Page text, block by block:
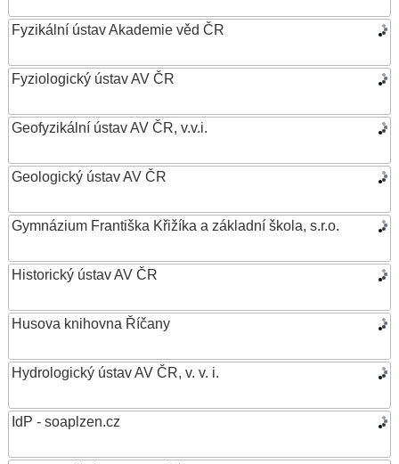
Fyzikální ústav Akademie věd ČR
Fyziologický ústav AV ČR
Geofyzikální ústav AV ČR, v.v.i.
Geologický ústav AV ČR
Gymnázium Františka Křižíka a základní škola, s.r.o.
Historický ústav AV ČR
Husova knihovna Říčany
Hydrologický ústav AV ČR, v. v. i.
IdP - soaplzen.cz